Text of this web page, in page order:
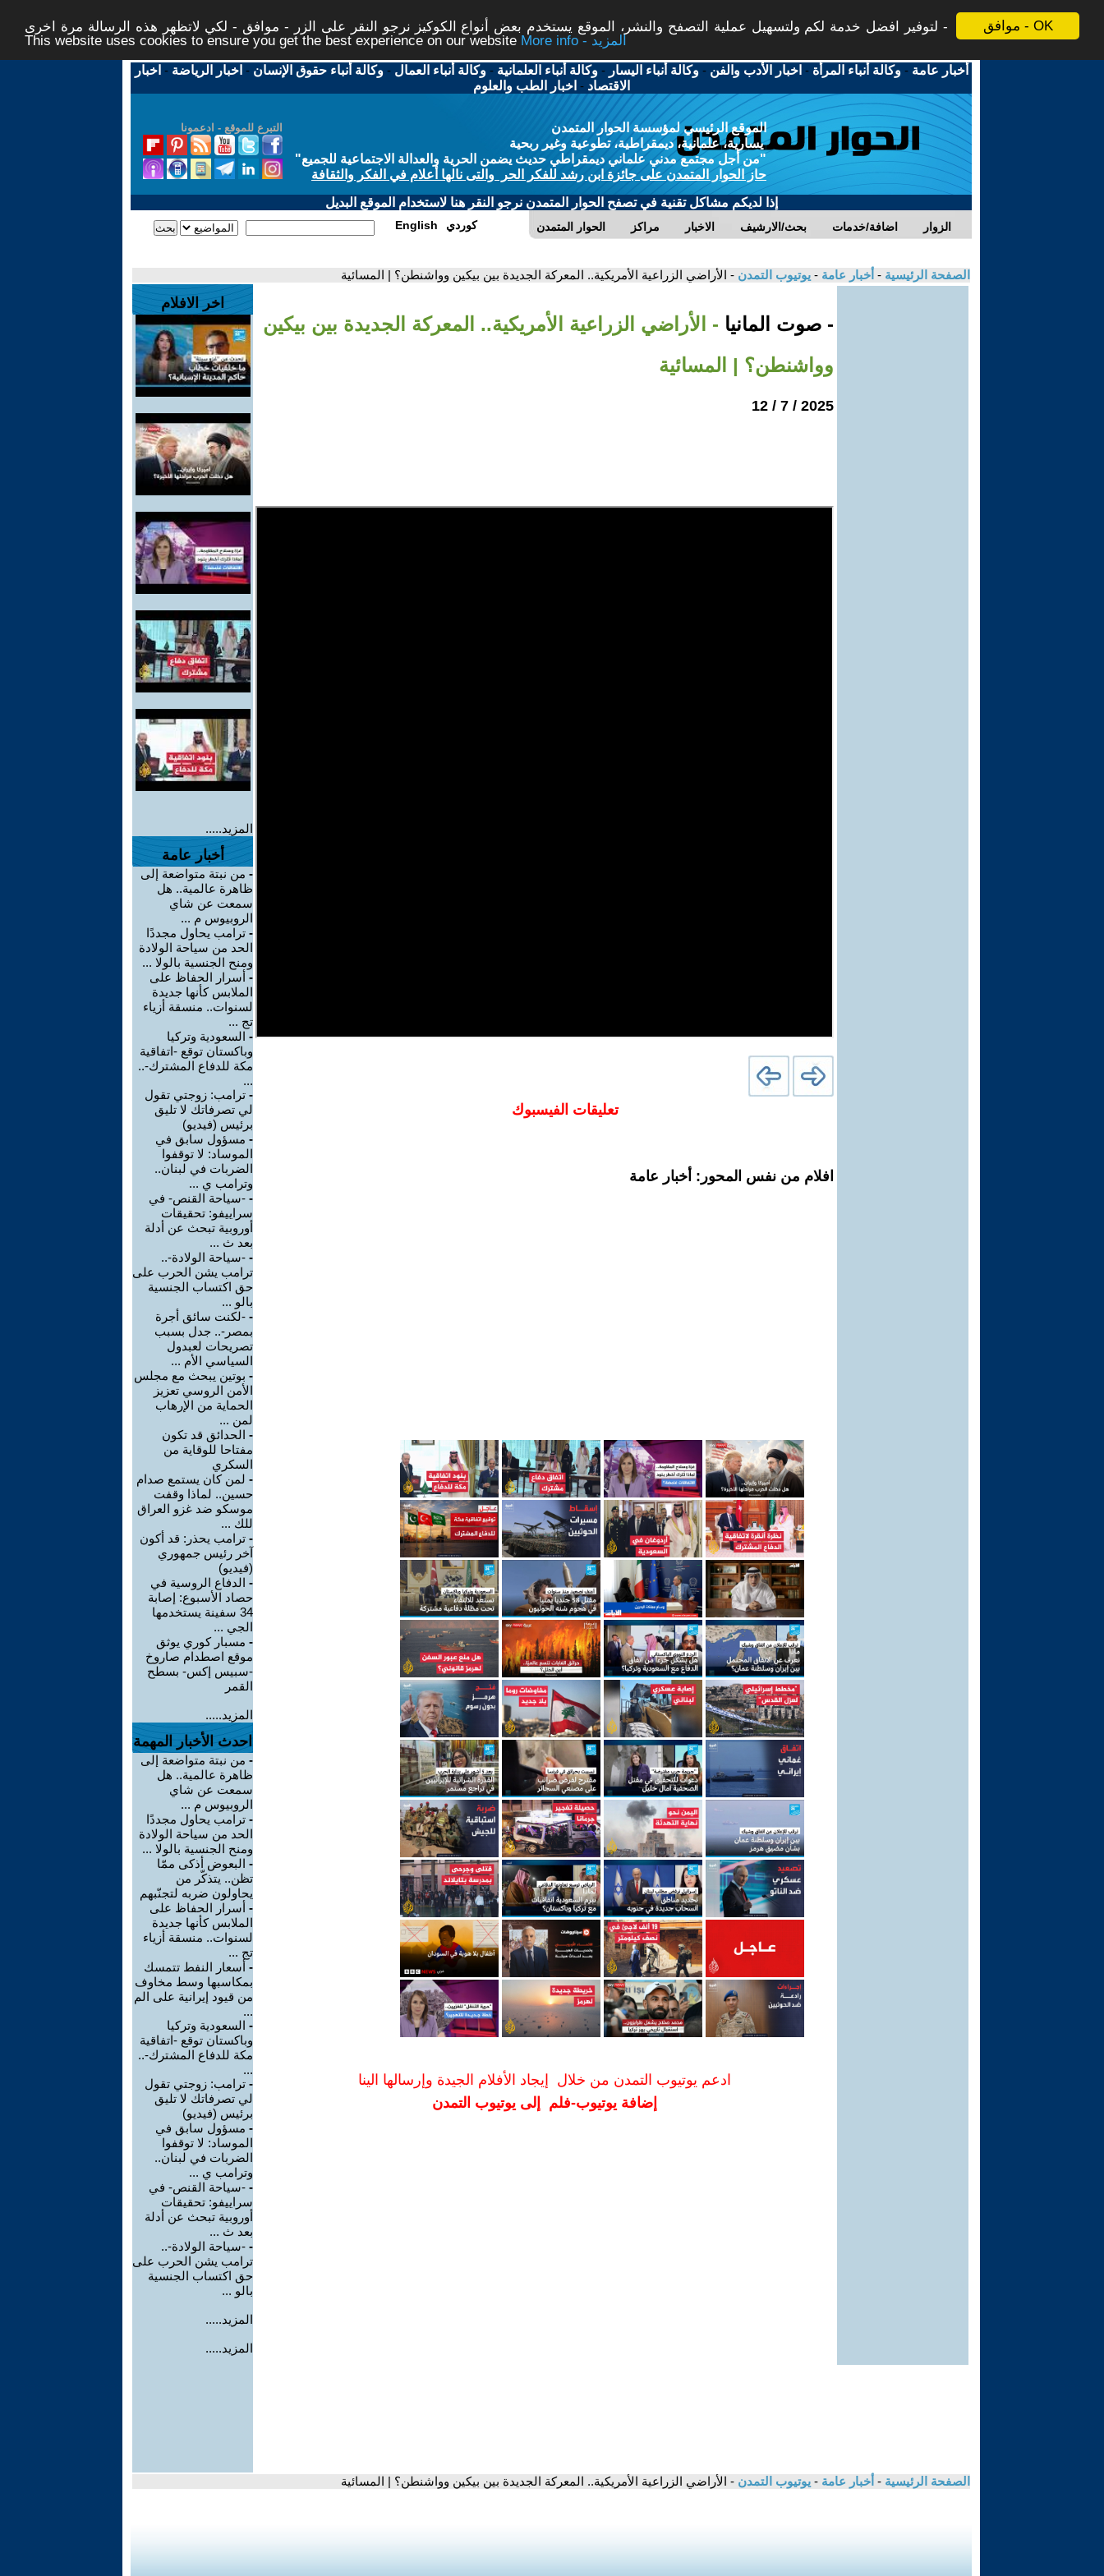
موافق - OK
لتوفير افضل خدمة لكم ولتسهيل عملية التصفح والنشر، الموقع يستخدم بعض أنواع الكوكيز نرجو النقر على الزر - موافق - لكي لاتظهر هذه الرسالة مرة اخرى -
This website uses cookies to ensure you get the best experience on our website
More info - المزيد
أخبار عامة -وكالة أنباء المرأة - اخبار الأدب والفن -وكالة أنباء اليسار -وكالة أنباء العلمانية -وكالة أنباء العمال -وكالة أنباء حقوق الإنسان - اخبار الرياضة - اخبار
الاقتصاد - اخبار الطب والعلوم
التبرع للموقع - ادعمونا
الموقع الرئيسي لمؤسسة الحوار المتمدن
يسارية، علمانية، ديمقراطية، تطوعية وغير ربحية
"من أجل مجتمع مدني علماني ديمقراطي حديث يضمن الحرية والعدالة الاجتماعية للجميع"
حاز الحوار المتمدن على جائزة ابن رشد للفكر الحر والتى نالها أعلام في الفكر والثقافة
إذا لديكم مشاكل تقنية في تصفح الحوار المتمدن نرجو النقر هنا لاستخدام الموقع البديل
الحوار المتمدن مراكز الاخبار بحث/الارشيف اضافة/خدمات الزوار English كوردي
الصفحة الرئيسية - أخبار عامة - يوتيوب التمدن - الأراضي الزراعية الأمريكية.. المعركة الجديدة بين بيكين وواشنطن؟ | المسائية
- صوت المانيا - الأراضي الزراعية الأمريكية.. المعركة الجديدة بين بيكين
وواشنطن؟ | المسائية
2025 / 7 / 12
تعليقات الفيسبوك
افلام من نفس المحور: أخبار عامة
ادعم يوتيوب التمدن من خلال إيجاد الأفلام الجيدة وإرسالها الينا
إضافة يوتيوب-فلم إلى يوتيوب التمدن
اخر الافلام
المزيد.....
أخبار عامة
- من نبتة متواضعة إلى
ظاهرة عالمية.. هل
سمعت عن شاي
الروبيوس م ...
- ترامب يحاول مجددًا
الحد من سياحة الولادة
ومنح الجنسية بالولا ...
- أسرار الحفاظ على
الملابس كأنها جديدة
لسنوات.. منسقة أزياء
تج ...
- السعودية وتركيا
وباكستان توقع -اتفاقية
مكة للدفاع المشترك-..
...
- ترامب: زوجتي تقول
لي تصرفاتك لا تليق
برئيس (فيديو)
- مسؤول سابق في
الموساد: لا توقفوا
الضربات في لبنان..
وترامب ي ...
- -سياحة القنص- في
سراييفو: تحقيقات
أوروبية تبحث عن أدلة
بعد ث ...
- -سياحة الولادة-..
ترامب يشن الحرب على
حق اكتساب الجنسية
بالو ...
- -لكنت سائق أجرة
بمصر-.. جدل بسبب
تصريحات لعبدول
السياسي الأم ...
- بوتين يبحث مع مجلس
الأمن الروسي تعزيز
الحماية من الإرهاب
لمن ...
- الحدائق قد تكون
مفتاحا للوقاية من
السكري
- لمن كان يستمع صدام
حسين.. لماذا وقفت
موسكو ضد غزو العراق
للك ...
- ترامب يحذر: قد أكون
آخر رئيس جمهوري
(فيديو)
- الدفاع الروسية في
حصاد الأسبوع: إصابة
34 سفينة يستخدمها
الجي ...
- مسبار كوري يوثق
موقع اصطدام صاروخ
-سبيس إكس- بسطح
القمر
المزيد.....
احدث الأخبار المهمة
- من نبتة متواضعة إلى
ظاهرة عالمية.. هل
سمعت عن شاي
الروبيوس م ...
- ترامب يحاول مجددًا
الحد من سياحة الولادة
ومنح الجنسية بالولا ...
- البعوض أذكى ممّا
تظن.. يتذكّر من
يحاولون ضربه لتجنّبهم
- أسرار الحفاظ على
الملابس كأنها جديدة
لسنوات.. منسقة أزياء
تج ...
- أسعار النفط تتمسك
بمكاسبها وسط مخاوف
من قيود إيرانية على الم
...
- السعودية وتركيا
وباكستان توقع -اتفاقية
مكة للدفاع المشترك-..
...
- ترامب: زوجتي تقول
لي تصرفاتك لا تليق
برئيس (فيديو)
- مسؤول سابق في
الموساد: لا توقفوا
الضربات في لبنان..
وترامب ي ...
- -سياحة القنص- في
سراييفو: تحقيقات
أوروبية تبحث عن أدلة
بعد ث ...
- -سياحة الولادة-..
ترامب يشن الحرب على
حق اكتساب الجنسية
بالو ...
المزيد.....
المزيد.....
الصفحة الرئيسية - أخبار عامة - يوتيوب التمدن - الأراضي الزراعية الأمريكية.. المعركة الجديدة بين بيكين وواشنطن؟ | المسائية